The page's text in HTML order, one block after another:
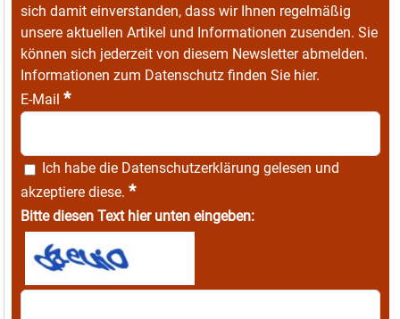
sich damit einverstanden, dass wir Ihnen regelmäßig
unsere aktuellen Artikel und Informationen zusenden. Sie
können sich jederzeit von diesem Newsletter abmelden.
Informationen zum Datenschutz finden Sie hier.
E-Mail *
Ich habe die Datenschutzerklärung gelesen und
akzeptiere diese. *
Bitte diesen Text hier unten eingeben: